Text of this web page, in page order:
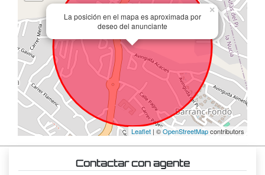
La posición en el mapa es aproximada por
deseo del anunciante
×
Leaflet | ©OpenStreetMapcontributors
Contactar con agente